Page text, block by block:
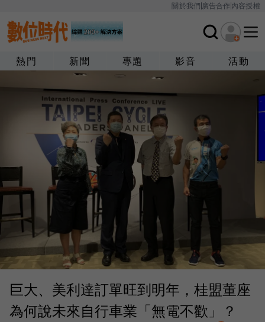
關於我們廣告合作內容授權
熱門 新聞 專題 影音 活動
巨大、美利達訂單旺到明年，桂盟董座
為何說未來自行車業「無電不歡」？